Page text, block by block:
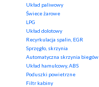
Układ paliwowy
Świece żarowe
LPG
Układ dolotowy
Recyrkulacja spalin, EGR
Sprzęgło, skrzynia
Automatyczna skrzynia biegów
Układ hamulcowy, ABS
Poduszki powietrzne
Filtr kabiny